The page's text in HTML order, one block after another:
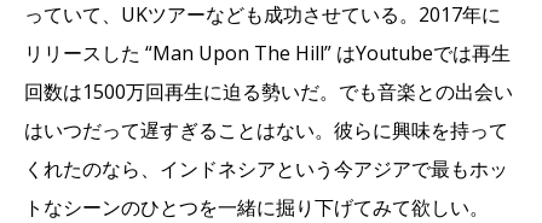
っていて、UKツアーなども成功させている。2017年に
リリースした “Man Upon The Hill” はYoutubeでは再生
回数は1500万回再生に迫る勢いだ。でも音楽との出会い
はいつだって遅すぎることはない。彼らに興味を持って
くれたのなら、インドネシアという今アジアで最もホッ
トなシーンのひとつを一緒に掘り下げてみて欲しい。